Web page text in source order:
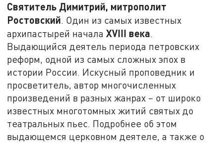
Святитель Димитрий, митрополит
Ростовский. Один из самых известных
архипастырей началаXVIII века.
Выдающийся деятель периода петровских
реформ, одной из самых сложных эпох в
истории России. Искусный проповедник и
просветитель, автор многочисленных
произведений в разных жанрах – от широко
известных многотомных житий святых до
театральных пьес. Подробнее об этом
выдающемся церковном деятеле, а также о